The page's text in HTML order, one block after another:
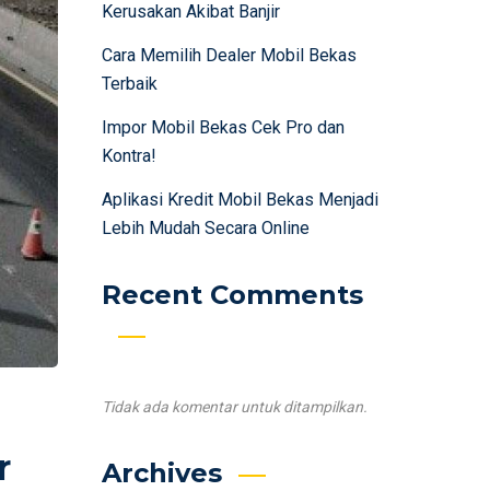
Kerusakan Akibat Banjir
Cara Memilih Dealer Mobil Bekas
Terbaik
Impor Mobil Bekas Cek Pro dan
Kontra!
Aplikasi Kredit Mobil Bekas Menjadi
Lebih Mudah Secara Online
Recent Comments
Tidak ada komentar untuk ditampilkan.
Archives